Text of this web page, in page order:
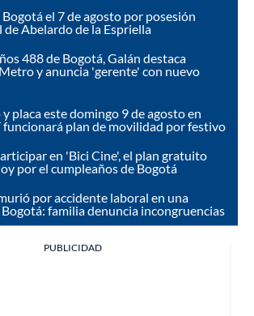
el 7 de agosto por posesión
de Abelardo de la Espriella
488 de Bogotá, Galán destaca
y anuncia 'gerente' con nuevo
y placa este domingo 9 de agosto en
funcionará plan de movilidad por festivo
en 'Bici Cine', el plan gratuito
por el cumpleaños de Bogotá
por accidente laboral en una
familia denuncia incongruencias
PUBLICIDAD